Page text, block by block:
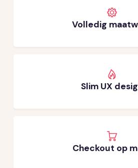
Volledig
Slim UX
Checkout op